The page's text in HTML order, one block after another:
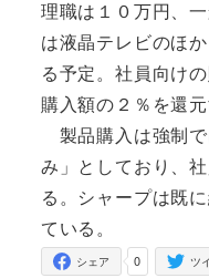
理職は１０万円、
は液晶テレビのほ
る予定。社員向け
購入額の２％を還元
製品購入は強制
み」としており、
る。シャープは既
ている。
0
シェア ツ